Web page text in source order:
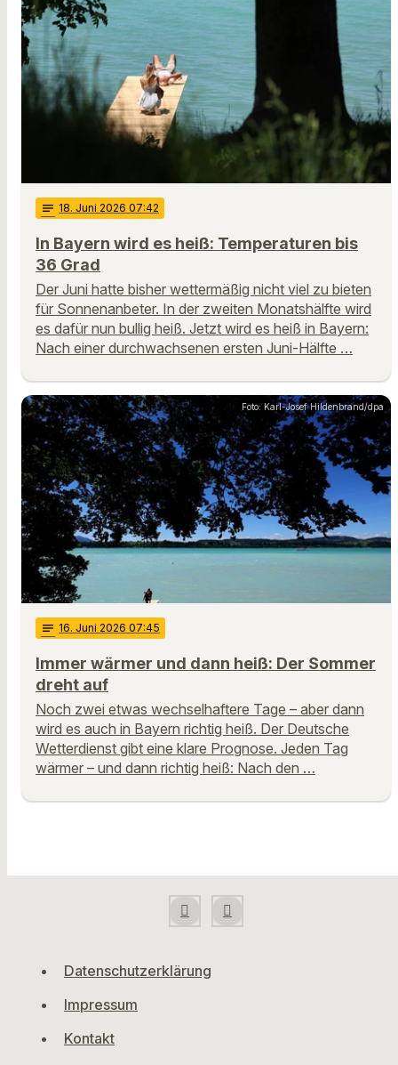
notes 18. Juni 2026 07:42
In Bayern wird es heiß: Temperaturen bis
36 Grad
Der Juni hatte bisher wettermäßig nicht viel zu bieten
für Sonnenanbeter. In der zweiten Monatshälfte wird
es dafür nun bullig heiß. Jetzt wird es heiß in Bayern:
Nach einer durchwachsenen ersten Juni-Hälfte …
Foto: Karl-Josef Hildenbrand/dpa
notes 16. Juni 2026 07:45
Immer wärmer und dann heiß: Der Sommer
dreht auf
Noch zwei etwas wechselhaftere Tage – aber dann
wird es auch in Bayern richtig heiß. Der Deutsche
Wetterdienst gibt eine klare Prognose. Jeden Tag
wärmer – und dann richtig heiß: Nach den …
Datenschutzerklärung
Impressum
Kontakt